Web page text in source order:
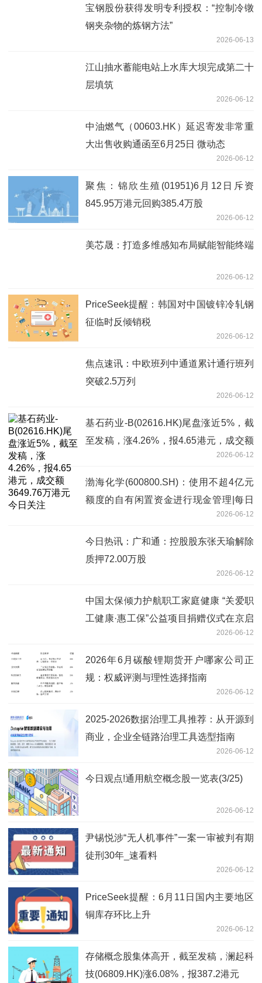
宝钢股份获得发明专利授权：“控制冷镦
钢夹杂物的炼钢方法”
2026-06-13
江山抽水蓄能电站上水库大坝完成第二十
层填筑
2026-06-12
中油燃气（00603.HK）延迟寄发非常重
大出售收购通函至6月25日 微动态
2026-06-12
聚焦：锦欣生殖(01951)6月12日斥资
845.95万港元回购385.4万股
2026-06-12
美芯晟：打造多维感知布局赋能智能终端
2026-06-12
PriceSeek提醒：韩国对中国镀锌冷轧钢
征临时反倾销税
2026-06-12
焦点速讯：中欧班列中通道累计通行班列
突破2.5万列
2026-06-12
基石药业-B(02616.HK)尾盘涨近5%，截
至发稿，涨4.26%，报4.65港元，成交额
2026-06-12
渤海化学(600800.SH)：使用不超4亿元
额度的自有闲置资金进行现金管理|每日
2026-06-12
今日热讯：广和通：控股股东张天瑜解除
质押72.00万股
2026-06-12
中国太保倾力护航职工家庭健康 “关爱职
工健康·惠工保”公益项目捐赠仪式在京启
2026-06-12
2026年6月碳酸锂期货开户哪家公司正
规：权威评测与理性选择指南
2026-06-12
2025-2026数据治理工具推荐：从开源到
商业，企业全链路治理工具选型指南
2026-06-12
今日观点!通用航空概念股一览表(3/25)
2026-06-12
尹锡悦涉“无人机事件”一案一审被判有期
徒刑30年_速看料
2026-06-12
PriceSeek提醒：6月11日国内主要地区
铜库存环比上升
2026-06-12
存储概念股集体高开，截至发稿，澜起科
技(06809.HK)涨6.08%，报387.2港元